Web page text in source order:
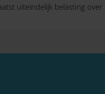
uiteindelijk belasting